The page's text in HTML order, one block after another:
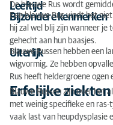
Leeftijd
De blauwe Rus wordt
Bijzondere kenmerken
Een blauwe Rus vindt het
hij zal wel blij zijn wanneer
gehecht aan hun baasjes.
Uiterlijk
Blauwe Russen hebben een
wigvormig. Ze hebben
Rus heeft heldergroene ogen
Erfelijke ziekten
Blauwe Russen zijn over het
met weinig specifieke en
vaak last van heupdysplasie